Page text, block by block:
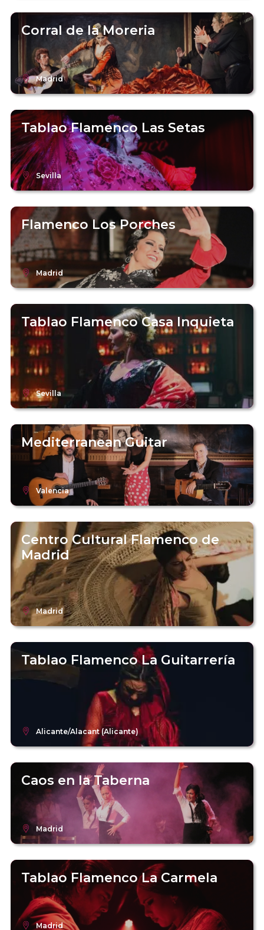
Corral de la Moreria
Madrid
Tablao Flamenco Las Setas
Sevilla
Flamenco Los Porches
Madrid
Tablao Flamenco Casa Inquieta
Sevilla
Mediterranean Guitar
Valencia
Centro Cultural Flamenco de
Madrid
Madrid
Tablao Flamenco La Guitarrería
Alicante/Alacant (Alicante)
Caos en la Taberna
Madrid
Tablao Flamenco La Carmela
Madrid